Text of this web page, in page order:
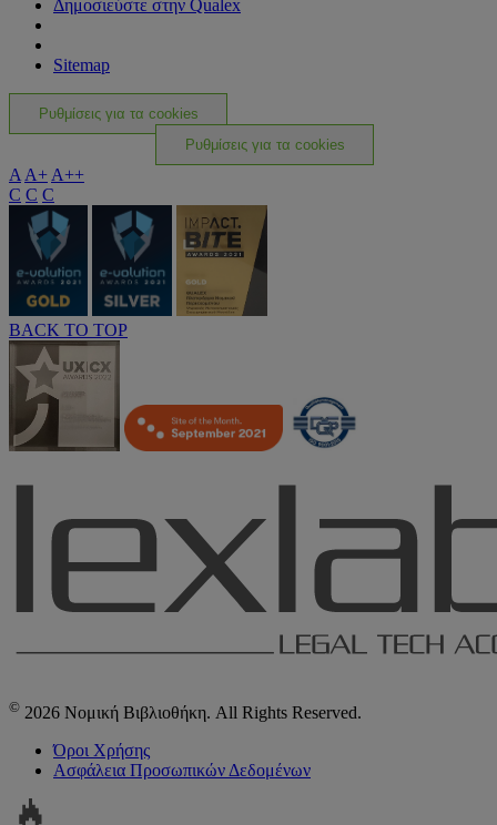
Δημοσιεύστε στην Qualex
Sitemap
Ρυθμίσεις για τα cookies
Ρυθμίσεις για τα cookies
AA+A++
C C C
BACK TO TOP
© 2026 Νομική Βιβλιοθήκη. All Rights Reserved.
Όροι Χρήσης
Ασφάλεια Προσωπικών Δεδομένων